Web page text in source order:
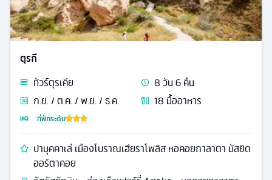
ตุรกี
ทัวร์ตุรเคีย 8วัน6คืน
ก.ย. / ต.ค. / พ.ย. / ธ.ค.
18 มื้ออาหาร
ที่พักระดับ
ปามุคคาเล่ เมืองโบราณเฮียราโพลิส หอคอยกาลาตา มัสยิด
ออร์ตาคอย